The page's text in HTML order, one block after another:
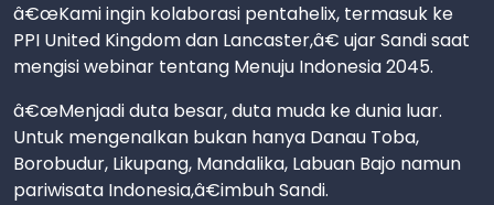
â€œKami ingin kolaborasi pentahelix, termasuk ke
PPI United Kingdom dan Lancaster,â€ ujar Sandi saat
mengisi webinar tentang Menuju Indonesia 2045.
â€œMenjadi duta besar, duta muda ke dunia luar.
Untuk mengenalkan bukan hanya Danau Toba,
Borobudur, Likupang, Mandalika, Labuan Bajo namun
pariwisata Indonesia,â€imbuh Sandi.